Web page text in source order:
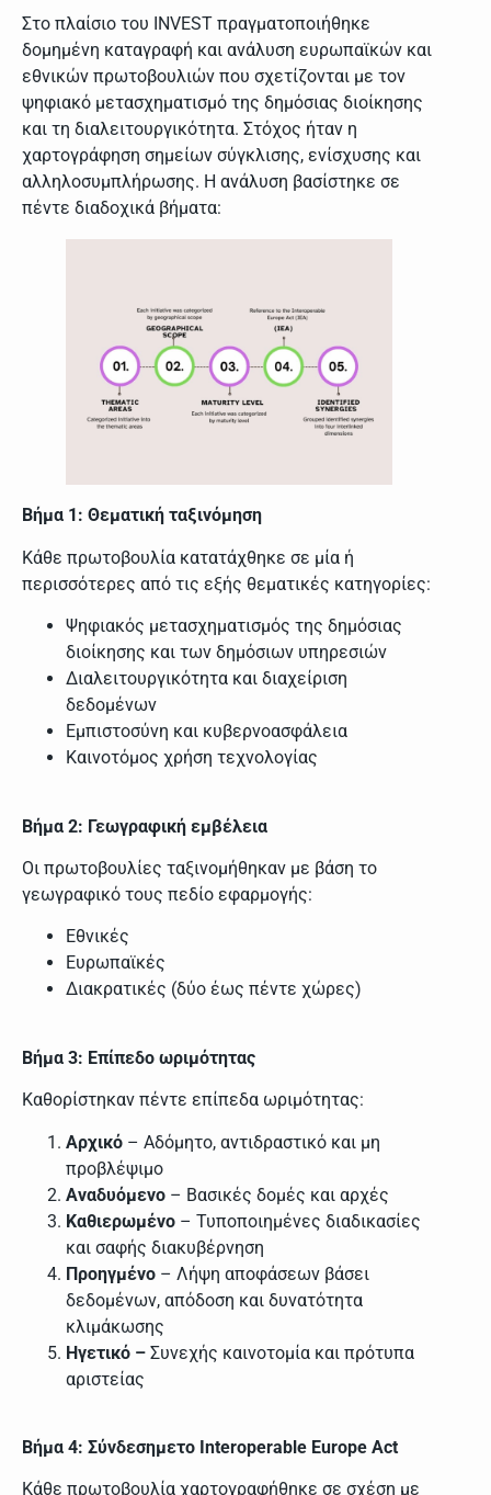
Στο πλαίσιο του INVEST πραγματοποιήθηκε
δομημένη καταγραφή και ανάλυση ευρωπαϊκών και
εθνικών πρωτοβουλιών που σχετίζονται με τον
ψηφιακό μετασχηματισμό της δημόσιας διοίκησης
και τη διαλειτουργικότητα. Στόχος ήταν η
χαρτογράφηση σημείων σύγκλισης, ενίσχυσης και
αλληλοσυμπλήρωσης. Η ανάλυση βασίστηκε σε
πέντε διαδοχικά βήματα:
Βήμα 1: Θεματική ταξινόμηση
Κάθε πρωτοβουλία κατατάχθηκε σε μία ή
περισσότερες από τις εξής θεματικές κατηγορίες:
Ψηφιακός μετασχηματισμός της δημόσιας
διοίκησης και των δημόσιων υπηρεσιών
Διαλειτουργικότητα και διαχείριση
δεδομένων
Εμπιστοσύνη και κυβερνοασφάλεια
Καινοτόμος χρήση τεχνολογίας
Βήμα 2: Γεωγραφική εμβέλεια
Οι πρωτοβουλίες ταξινομήθηκαν με βάση το
γεωγραφικό τους πεδίο εφαρμογής:
Εθνικές
Ευρωπαϊκές
Διακρατικές (δύο έως πέντε χώρες)
Βήμα 3: Επίπεδο ωριμότητας
Καθορίστηκαν πέντε επίπεδα ωριμότητας:
Αρχικό – Αδόμητο, αντιδραστικό και μη
προβλέψιμο
Αναδυόμενο – Βασικές δομές και αρχές
Καθιερωμένο – Τυποποιημένες διαδικασίες
και σαφής διακυβέρνηση
Προηγμένο – Λήψη αποφάσεων βάσει
δεδομένων, απόδοση και δυνατότητα
κλιμάκωσης
Ηγετικό – Συνεχής καινοτομία και πρότυπα
αριστείας
Βήμα 4: Σύνδεσημετο Interoperable Europe Act
Κάθε πρωτοβουλία χαρτογραφήθηκε σε σχέση με